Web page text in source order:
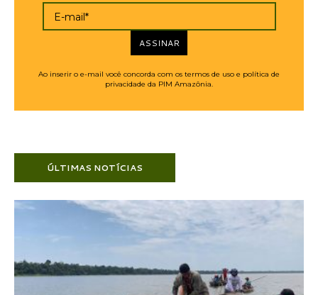
E-mail*
ASSINAR
Ao inserir o e-mail você concorda com os termos de uso e política de
privacidade da PIM Amazônia.
ÚLTIMAS NOTÍCIAS